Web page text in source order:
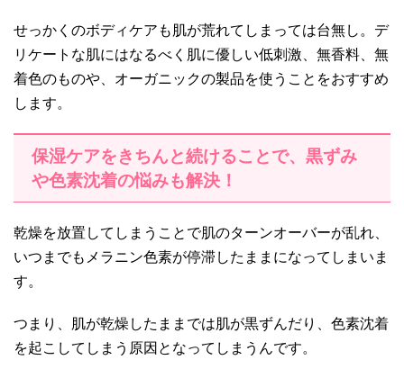
せっかくのボディケアも肌が荒れてしまっては台無し。デ
リケートな肌にはなるべく肌に優しい低刺激、無香料、無
着色のものや、オーガニックの製品を使うことをおすすめ
します。
保湿ケアをきちんと続けることで、黒ずみ
や色素沈着の悩みも解決！
乾燥を放置してしまうことで肌のターンオーバーが乱れ、
いつまでもメラニン色素が停滞したままになってしまいま
す。
つまり、肌が乾燥したままでは肌が黒ずんだり、色素沈着
を起こしてしまう原因となってしまうんです。